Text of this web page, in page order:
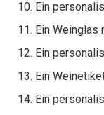
Ein
Ein Weinglas
Ein
Ein
Ein